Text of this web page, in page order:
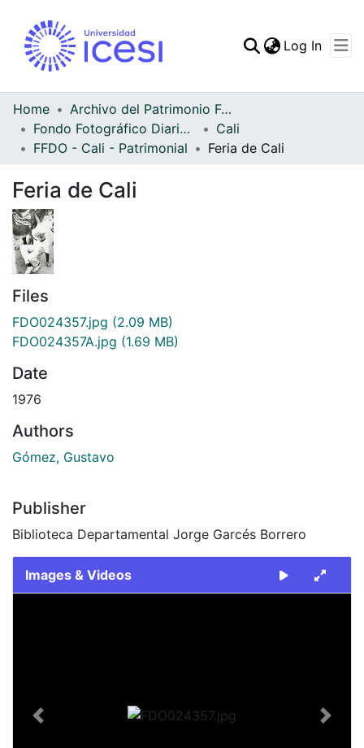
Statistics
Log In
Home
Archivo del Patrimonio Fotográfico y Fílmico del Valle del Cauca
Fondo Fotográfico Diario Occidente
Cali
FFDO - Cali - Patrimonial
Feria de Cali
Feria de Cali
Files
FDO024357.jpg (2.09 MB)
FDO024357A.jpg (1.69 MB)
Date
1976
Authors
Gómez, Gustavo
Publisher
Biblioteca Departamental Jorge Garcés Borrero
Images & Videos
Previous Next